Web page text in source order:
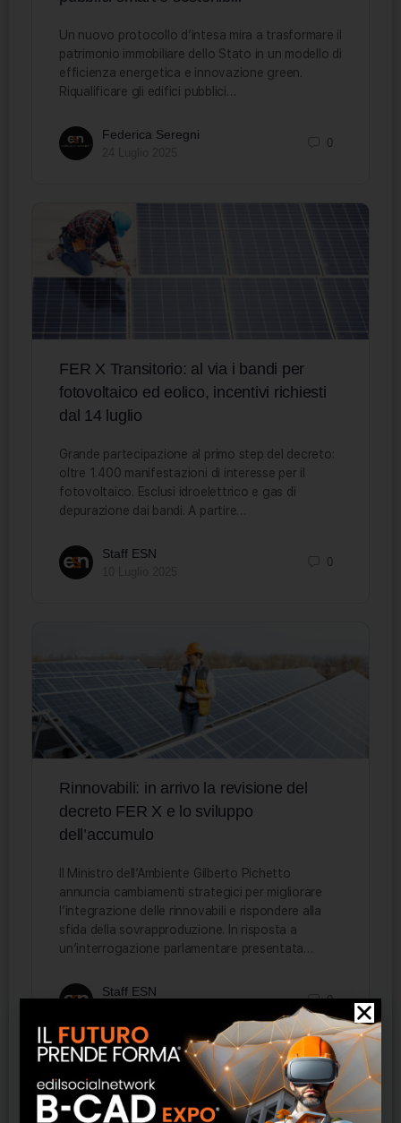
Un nuovo protocollo d’intesa mira a trasformare il
patrimonio immobiliare dello Stato in un modello di
efficienza energetica e innovazione green.
Riqualificare gli edifici pubblici…
Federica Seregni
0
FER X Transitorio: al via i bandi per
fotovoltaico ed eolico, incentivi richiesti
dal 14 luglio
Grande partecipazione al primo step del decreto:
oltre 1.400 manifestazioni di interesse per il
fotovoltaico. Esclusi idroelettrico e gas di
depurazione dai bandi. A partire…
Staff ESN
0
Rinnovabili: in arrivo la revisione del
decreto FER X e lo sviluppo
dell’accumulo
Il Ministro dell’Ambiente Gilberto Pichetto
annuncia cambiamenti strategici per migliorare
l’integrazione delle rinnovabili e rispondere alla
sfida della sovrapproduzione. In risposta a
un’interrogazione parlamentare presentata…
Staff ESN
0